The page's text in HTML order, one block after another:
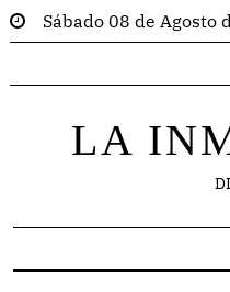
Sábado 08 de Agosto
LA